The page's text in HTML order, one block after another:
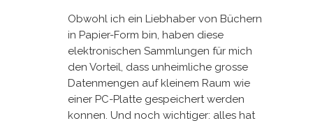
Obwohl ich ein Liebhaber von Büchern
in Papier-Form bin, haben diese
elektronischen Sammlungen für mich
den Vorteil, dass unheimliche grosse
Datenmengen auf kleinem Raum wie
einer PC-Platte gespeichert werden
konnen. Und noch wichtiger: alles hat